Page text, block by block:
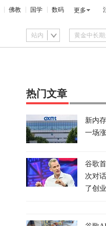
佛教 国学 数码 更多
站内
热门文章
新内
一场
谷歌
次对
了创